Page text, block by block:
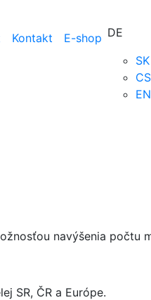
Kontakt E-shop DE
SK
CS
EN
navýšenia počtu
SR, ČR a Európe.